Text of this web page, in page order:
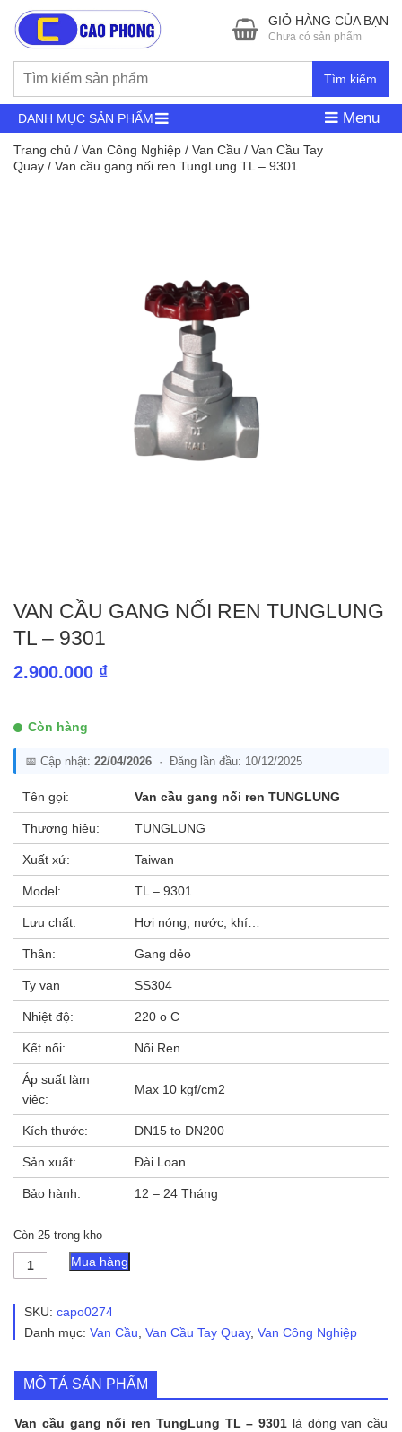
Tìm kiếm
GIỎ HÀNG CỦA BẠN
Chưa có sản phẩm
DANH MỤC SẢN PHẨM Menu
Trang chủ / Van Công Nghiệp / Van Cầu / Van Cầu Tay
Quay / Van cầu gang nối ren TungLung TL – 9301
VAN CẦU GANG NỐI REN TUNGLUNG
TL – 9301
2.900.000 ₫
Còn hàng
📅 Cập nhật: 22/04/2026 · Đăng lần đầu: 10/12/2025
Tên gọi: Van cầu gang nối ren TUNGLUNG
Thương hiệu: TUNGLUNG
Xuất xứ: Taiwan
Model: TL – 9301
Lưu chất: Hơi nóng, nước, khí…
Thân: Gang dẻo
Ty van SS304
Nhiệt độ: 220 o C
Kết nối: Nối Ren
Áp suất làm
việc:
Max 10 kgf/cm2
Kích thước: DN15 to DN200
Sản xuất: Đài Loan
Bảo hành: 12 – 24 Tháng
Còn 25 trong kho
Van
cầu
nối
TungLung
-
9301
số
lượng
Mua hàng
SKU: capo0274
Danh mục: Van Cầu, Van Cầu Tay Quay, Van Công Nghiệp
MÔ TẢ SẢN PHẨM
Van cầu gang nối ren TungLung TL – 9301 là dòng van cầu